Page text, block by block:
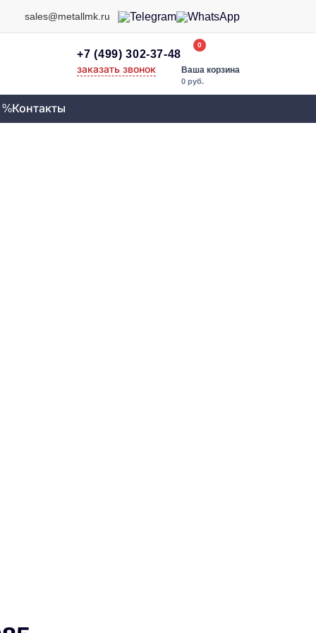
sales@metallmk.ru
+7 (499) 302-37-48
заказать звонок
0
Ваша корзина
0 руб.
Контакты